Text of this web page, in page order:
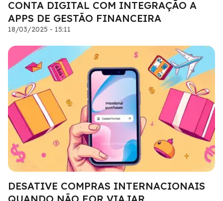
CONTA DIGITAL COM INTEGRAÇÃO A
APPS DE GESTÃO FINANCEIRA
18/03/2025 - 15:11
DESATIVE COMPRAS INTERNACIONAIS